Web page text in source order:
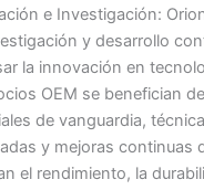
e Investigación:
y desarrollo
la innovación en
OEM se benefician
de vanguardia,
y mejoras continuas
el rendimiento, la